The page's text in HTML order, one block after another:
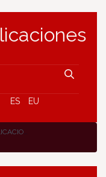
ES EU